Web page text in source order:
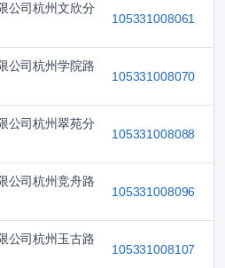
公司杭州文欣分
105331008061
公司杭州学院路
105331008070
公司杭州翠苑分
105331008088
公司杭州竞舟路
105331008096
公司杭州玉古路
105331008107